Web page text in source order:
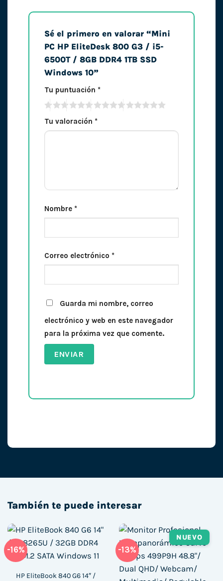
Sé el primero en valorar “Mini
PC HP EliteDesk 800 G3 / i5-
6500T / 8GB DDR4 1TB SSD
Windows 10”
Tu puntuación *
Tu valoración *
Nombre *
Correo electrónico *
Guarda mi nombre, correo
electrónico y web en este navegador
para la próxima vez que comente.
También te puede interesar
-16%
HP EliteBook 840 G6 14″ /
-13%
NUEVO